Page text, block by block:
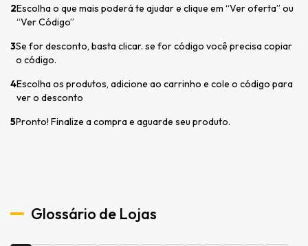
2Escolha o que mais poderá te ajudar e clique em “Ver oferta” ou
“Ver Código”
3Se for desconto, basta clicar. se for código você precisa copiar
o código.
4Escolha os produtos, adicione ao carrinho e cole o código para
ver o desconto
5Pronto! Finalize a compra e aguarde seu produto.
Glossário de Lojas